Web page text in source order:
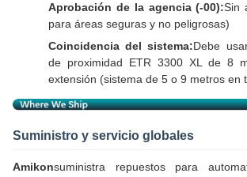
Aprobación de la agencia (-00):Sin
para áreas seguras y no peligrosas)
Coincidencia del sistema:Debe
de proximidad ETR 3300 XL de 8
extensión (sistema de 5 o 9 metros en
Suministro y servicio globales
Amikonsuministra repuestos para